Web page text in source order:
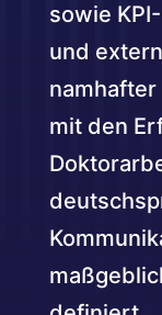
sowie
und
mit den